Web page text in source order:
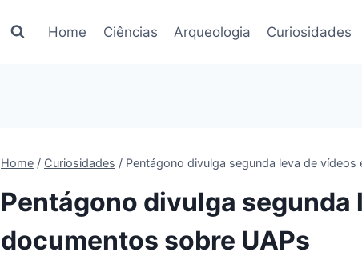
Home Ciências Arqueologia Curiosidades
Home / Curiosidades / Pentágono divulga segunda leva de
Pentágono divulga segunda
documentos sobre UAPs